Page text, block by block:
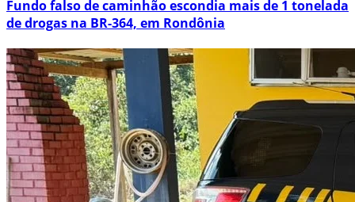
Fundo falso de caminhão escondia mais de 1 tonelada
de drogas na BR-364, em Rondônia